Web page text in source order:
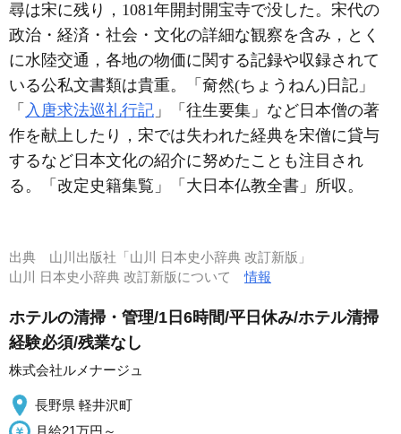
尋は宋に残り，1081年開封開宝寺で没した。宋代の
政治・経済・社会・文化の詳細な観察を含み，とく
に水陸交通，各地の物価に関する記録や収録されて
いる公私文書類は貴重。「奝然(ちょうねん)日記」
「 入唐求法巡礼行記 」「往生要集」など日本僧の著
作を献上したり，宋では失われた経典を宋僧に貸与
するなど日本文化の紹介に努めたことも注目され
る。「改定史籍集覧」「大日本仏教全書」所収。
出典 山川出版社「山川 日本史小辞典 改訂新版」
山川 日本史小辞典 改訂新版について情報
ホテルの清掃・管理/1日6時間/平日休み/ホテル清掃
経験必須/残業なし
株式会社ルメナージュ
長野県 軽井沢町
月給21万円～